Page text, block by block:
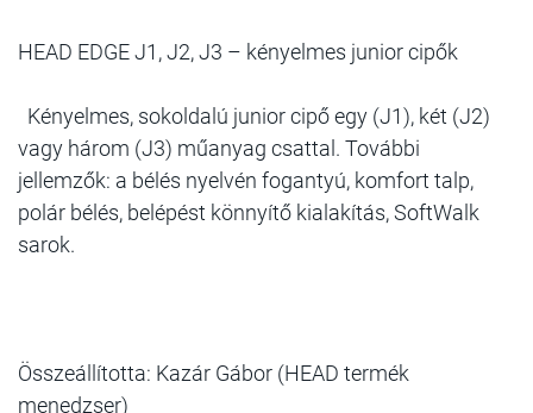
HEAD EDGE J1, J2, J3 – kényelmes junior cipők
Kényelmes, sokoldalú junior cipő egy (J1), két (J2)
vagy három (J3) műanyag csattal. További
jellemzők: a bélés nyelvén fogantyú, komfort talp,
polár bélés, belépést könnyítő kialakítás, SoftWalk
sarok.
Összeállította: Kazár Gábor (HEAD termék
menedzser)